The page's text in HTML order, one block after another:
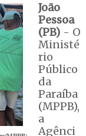
João
Pessoa
(PB)- O
Ministé
rio
Público
da
Paraíba
(MPPB),
a
Agênci